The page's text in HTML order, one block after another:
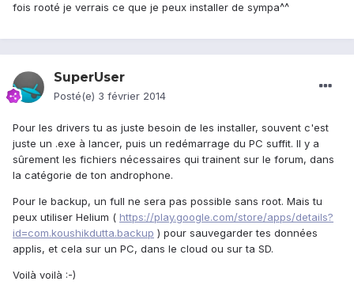
fois rooté je verrais ce que je peux installer de sympa^^
SuperUser
Posté(e) 3 février 2014
Pour les drivers tu as juste besoin de les installer, souvent c'est
juste un .exe à lancer, puis un redémarrage du PC suffit. Il y a
sûrement les fichiers nécessaires qui trainent sur le forum, dans
la catégorie de ton androphone.
Pour le backup, un full ne sera pas possible sans root. Mais tu
peux utiliser Helium ( https://play.google.com/store/apps/details?
id=com.koushikdutta.backup ) pour sauvegarder tes données
applis, et cela sur un PC, dans le cloud ou sur ta SD.
Voilà voilà :-)